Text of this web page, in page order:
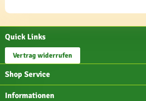
Quick Links
Vertrag widerrufen
Shop Service
Informationen